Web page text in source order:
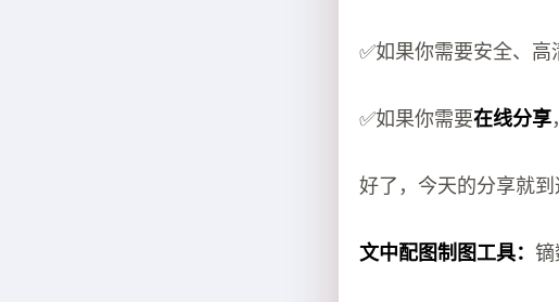
✅如果你需要安全、高
✅如果你需要在线分享
好了，今天的分享就到
文中配图制图工具：镝